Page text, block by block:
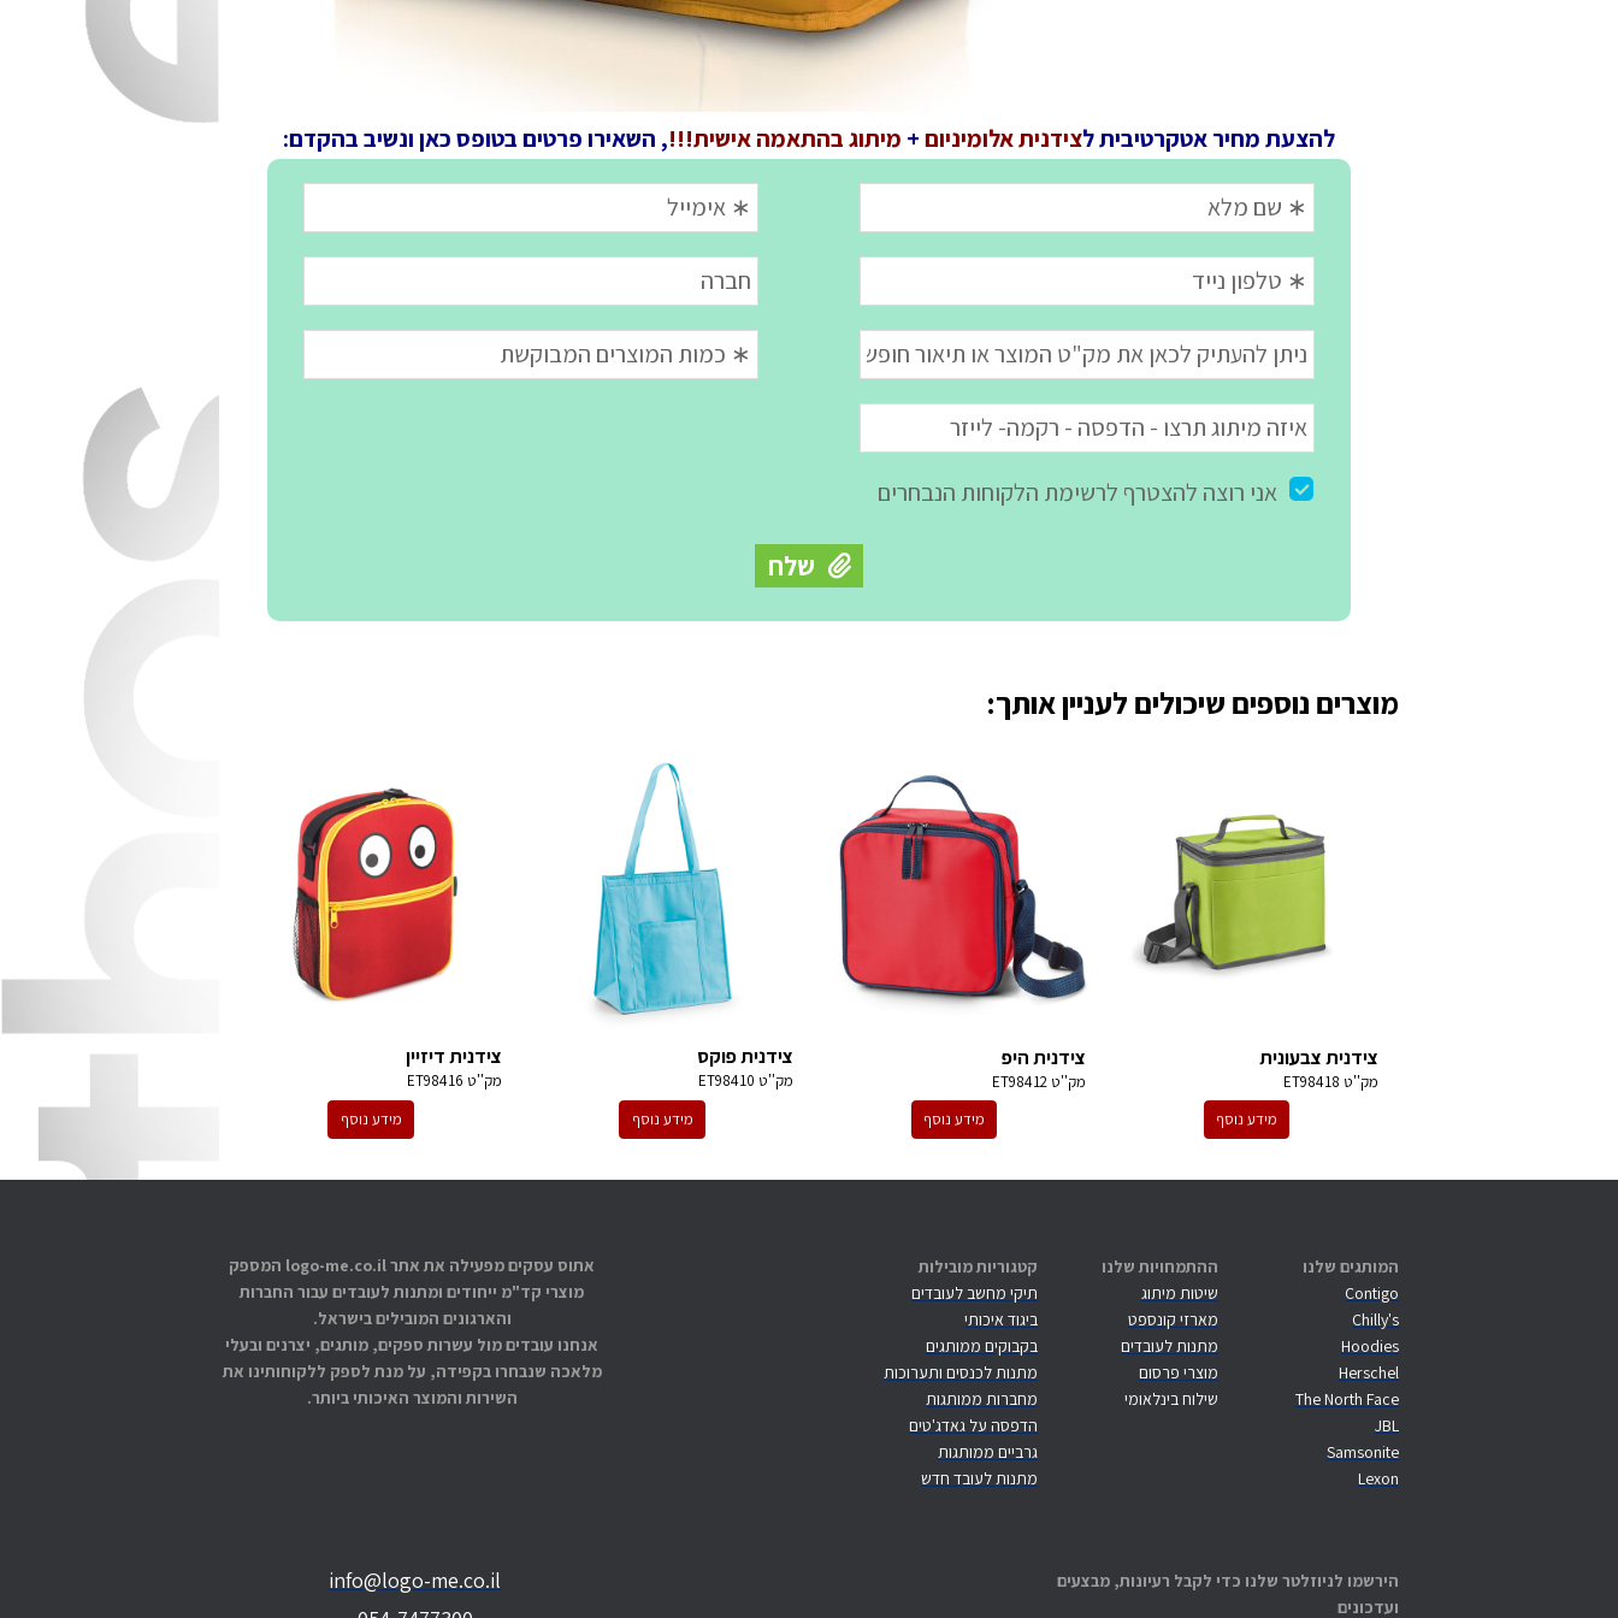
להצעת מחיר אטקרטיבית לצידנית אלומיניום+ מיתוג בהתאמה אישית!!!, השאירו פרטים בטופס כאן ונשיב בהקדם:
מוצרים נוספים שיכולים לעניין אותך:
צידנית צבעונית
מק''ט ET98418
מידע נוסף
צידנית היפ
מק''טET98412
מידע נוסף
צידנית פוקס
מק''ט ET98410
מידע נוסף
צידנית דיזיין
מק''ט ET98416
מידע נוסף
המותגים שלנו
Contigo
Chilly's
Hoodies
Herschel
The North Face
JBL
Samsonite
Lexon
ההתמחויות שלנו
שיטות מיתוג
מארזי קונספט
מתנות לעובדים
מוצרי פרסום
שילוח בינלאומי
קטגוריות מובילות
תיקי מחשב לעובדים
ביגוד איכותי
בקבוקים ממותגים
מתנות לכנסים ותערוכות
מחברות ממותגות
הדפסה על גאדג'טים
גרביים ממותגות
מתנות לעובד חדש
אתוס עסקים מפעילה את אתר logo-me.co.il המספק
מוצרי קד"מ ייחודים ומתנות לעובדים עבור החברות
והארגונים המובילים בישראל.
אנחנו עובדים מול עשרות ספקים, מותגים, יצרנים ובעלי
מלאכה שנבחרו בקפידה, על מנת לספק ללקוחותינו את
השירות והמוצר האיכותי ביותר.
הירשמו לניוזלטר שלנו כדי לקבל רעיונות, מבצעים
ועדכונים
info@logo-me.co.il